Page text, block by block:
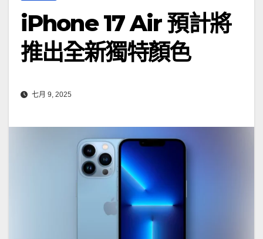
iPhone 17 Air 預計將
推出全新獨特顏色
七月 9, 2025